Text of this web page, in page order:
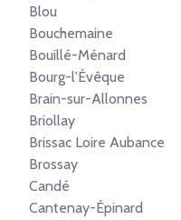
Blou
Bouchemaine
Bouillé-Ménard
Bourg-l'Évêque
Brain-sur-Allonnes
Briollay
Brissac Loire Aubance
Brossay
Candé
Cantenay-Épinard